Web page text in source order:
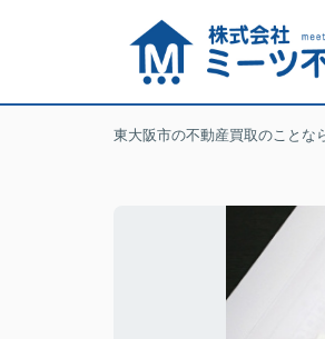
東大阪市の不動産買取のことな